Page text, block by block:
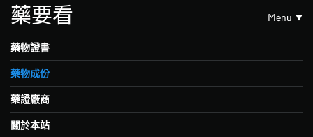
藥要看 Menu
藥物證書
藥物成份
藥證廠商
關於本站